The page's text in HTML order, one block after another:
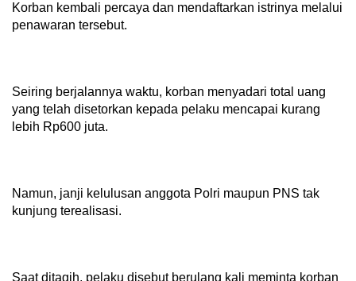
Korban kembali percaya dan mendaftarkan istrinya melalui
penawaran tersebut.
Seiring berjalannya waktu, korban menyadari total uang
yang telah disetorkan kepada pelaku mencapai kurang
lebih Rp600 juta.
Namun, janji kelulusan anggota Polri maupun PNS tak
kunjung terealisasi.
Saat ditagih, pelaku disebut berulang kali meminta korban